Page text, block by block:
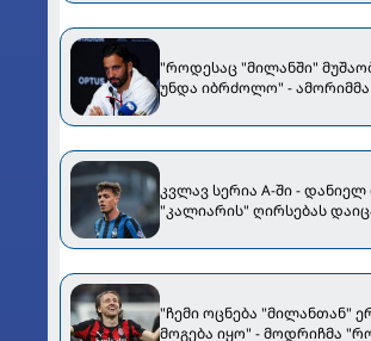
"როდესაც "მილანში"
უნდა იბრძოლო" -
კვლავ სერია A-ში -
"კალიარის" ღირსებას
"ჩემი ოცნება "მილანთან"
მოგება იყო" - მოდრიჩმა